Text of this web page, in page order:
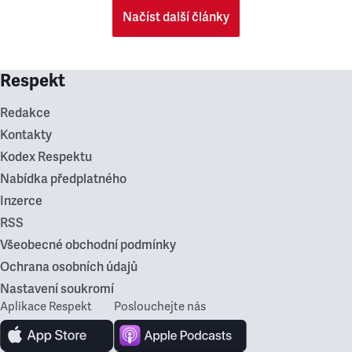
Načíst další články
Respekt
Redakce
Kontakty
Kodex Respektu
Nabídka předplatného
Inzerce
RSS
Všeobecné obchodní podmínky
Ochrana osobních údajů
Nastavení soukromí
Aplikace Respekt Poslouchejte nás